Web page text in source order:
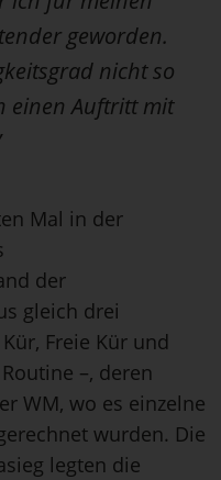
geworden.
nicht so
einen Auftritt mit
Mal in der
der
gleich drei
Freie Kür und
–, deren
WM, wo es einzelne
wurden. Die
legten die